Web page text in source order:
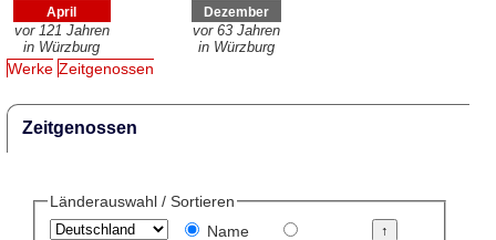
April
vor 121 Jahren
in Würzburg
Dezember
vor 63 Jahren
in Würzburg
Werke Zeitgenossen
Zeitgenossen
Länderauswahl / Sortieren
Name